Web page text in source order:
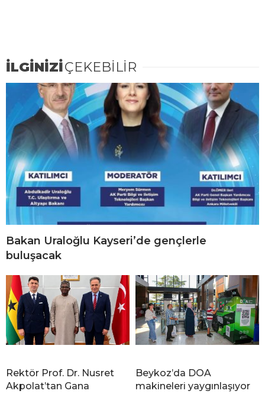
İLGİNİZİÇEKEBİLİR
Bakan Uraloğlu Kayseri’de gençlerle
buluşacak
Rektör Prof. Dr. Nusret
Akpolat’tan Gana
Beykoz’da DOA
makineleri yaygınlaşıyor